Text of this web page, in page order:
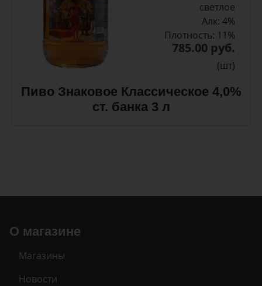
светлое
Алк: 4%
Плотность: 11%
785.00 руб.
(шт)
Пиво Знаковое Классическое 4,0%
ст. банка 3 л
О магазине
Магазины
Новости